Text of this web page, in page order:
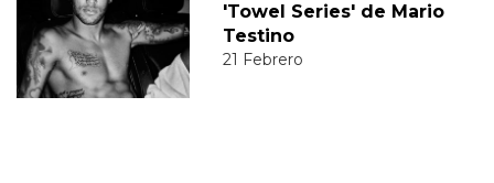
'Towel Series' de Mario
Testino
21 Febrero